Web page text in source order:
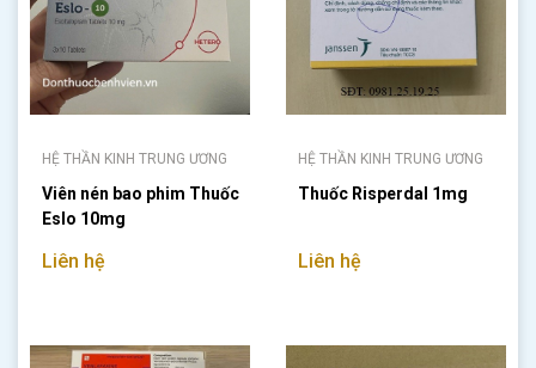
HỆ THẦN KINH TRUNG ƯƠNG
Viên nén bao phim Thuốc
Eslo 10mg
Liên hệ
HỆ THẦN KINH TRUNG ƯƠNG
Thuốc Risperdal 1mg
Liên hệ